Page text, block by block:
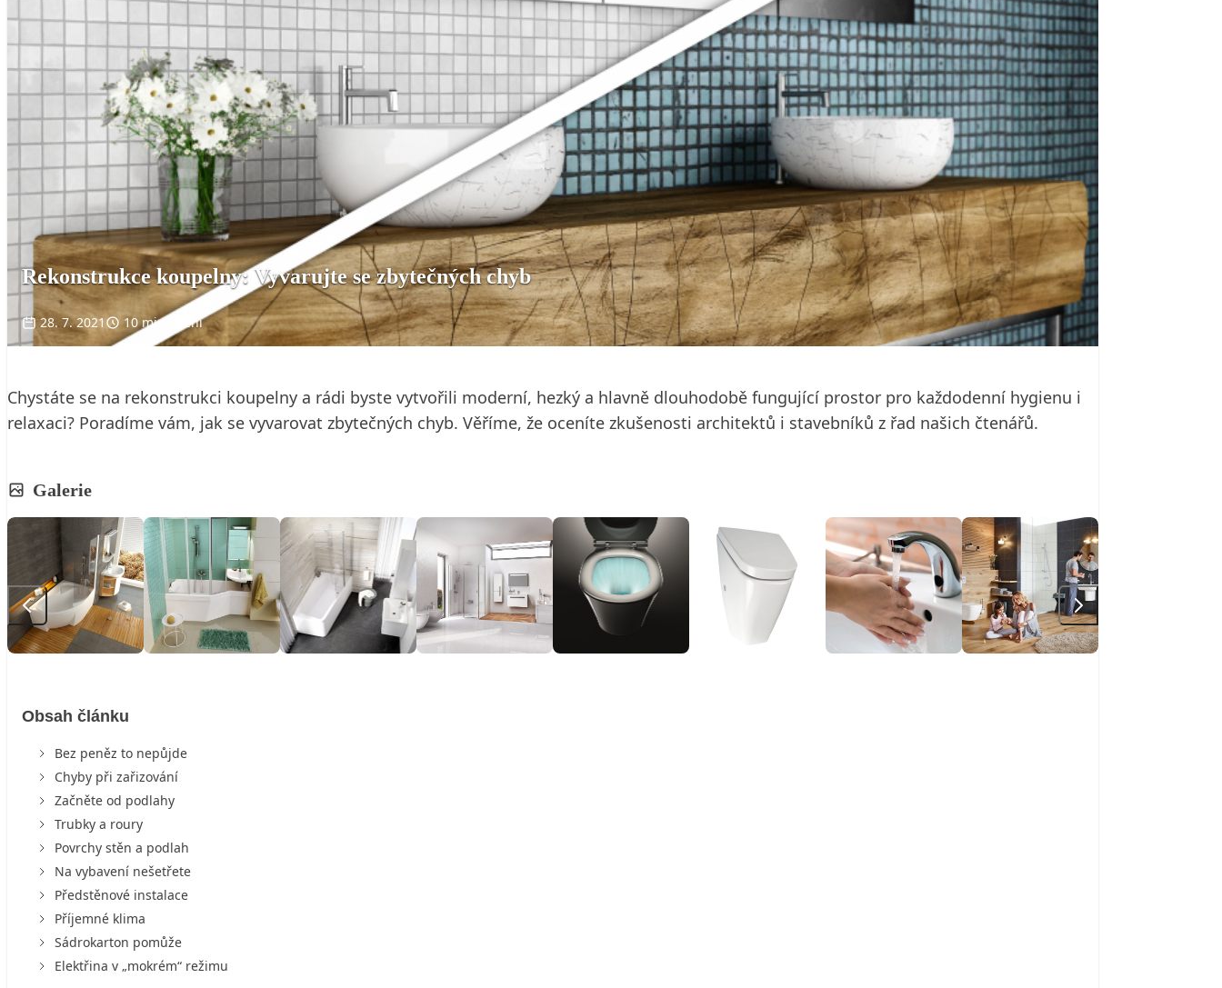
Rekonstrukce koupelny: Vyvarujte se zbytečných chyb
28. 7. 2021 10 min. čtení
Chystáte se na rekonstrukci koupelny a rádi byste vytvořili moderní, hezký a hlavně dlouhodobě fungující prostor pro každodenní hygienu i
relaxaci? Poradíme vám, jak se vyvarovat zbytečných chyb. Věříme, že oceníte zkušenosti architektů i stavebníků z řad našich čtenářů.
Galerie
Obsah článku
Bez peněz to nepůjde
Chyby při zařizování
Začněte od podlahy
Trubky a roury
Povrchy stěn a podlah
Na vybavení nešetřete
Předstěnové instalace
Příjemné klima
Sádrokarton pomůže
Elektřina v „mokrém“ režimu